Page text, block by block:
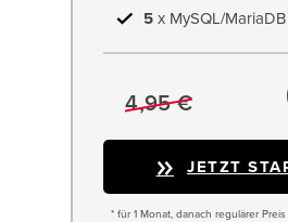
5 x MySQL/MariaDB
4,95 €
JETZT
* für 1 Monat, danach regulärer